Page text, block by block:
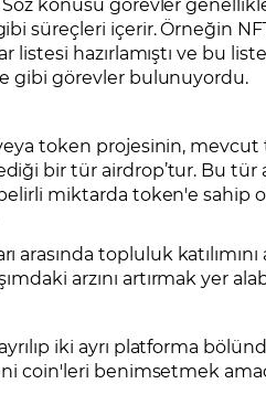
süreçleri içerir. Örneğin
listesi hazırlamıştı ve bu
gibi görevler bulunuyordu.
token projesinin,
bir tür airdrop’tur. Bu tür
miktarda token'e sahip
arasında topluluk
arzını artırmak yer
iki ayrı platforma
coin'leri benimsetmek